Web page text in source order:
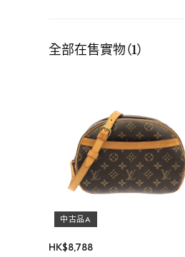
全部在售實物（1）
中古品A
HK$8,788